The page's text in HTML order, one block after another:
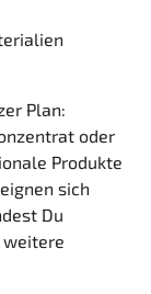
Plan:
oder
Produkte
sich
Du
weitere